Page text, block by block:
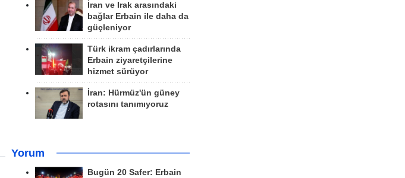
İran ve Irak arasındaki
bağlar Erbain ile daha da
güçleniyor
Türk ikram çadırlarında
Erbain ziyaretçilerine
hizmet sürüyor
İran: Hürmüz'ün güney
rotasını tanımıyoruz
Yorum
Bugün 20 Safer: Erbain